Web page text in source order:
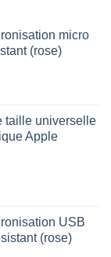
micro
(rose)
taille universelle
Apple
USB
(rose)